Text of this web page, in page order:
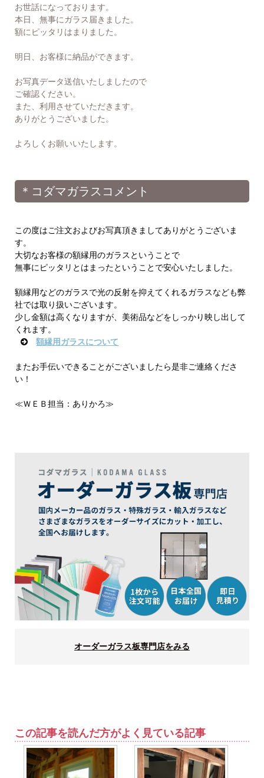
お世話になっております。
本日、無事にガラス届きました。
額にピッタリはまりました。
明日、お客様に納品ができます。
お写真データ送信いたしましたので
ご確認ください。
また、利用させていただきます。
ありがとうございました。
よろしくお願いいたします。
＊コダマガラスコメント
この度はご注文およびお写真頂きましてありがとうございま
す。
大切なお客様の額縁用のガラスということで
無事にピッタリとはまったということで安心いたしました。
額縁用などのガラスで光の反射を抑えてくれるガラスなども弊
社では取り扱いございます。
少し金額は高くなりますが、美術品などをしっかり映し出して
くれます。
額縁用ガラスについて
またお手伝いできることがございましたら是非ご連絡くださ
い！
≪ＷＥＢ担当：ありかろ≫
オーダーガラス板専門店をみる
この記事を読んだ方がよく見ている記事